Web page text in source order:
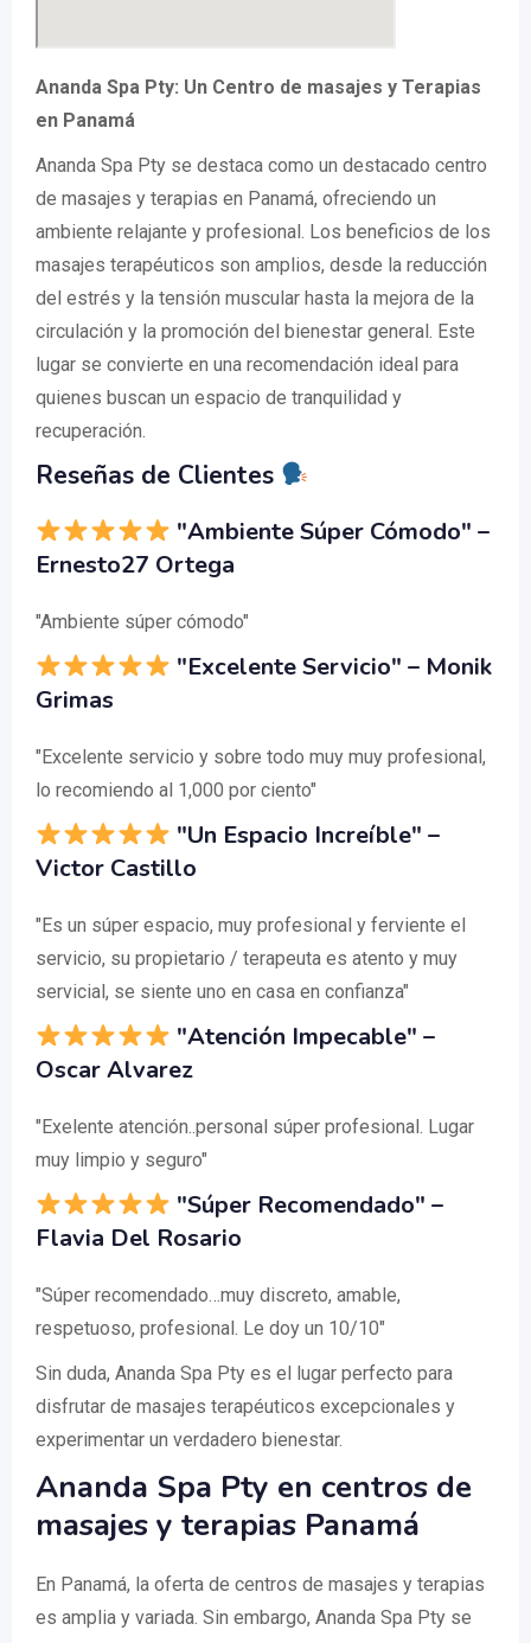
Ananda Spa Pty: Un Centro de masajes y Terapias
en Panamá
Ananda Spa Pty se destaca como un destacado centro
de masajes y terapias en Panamá, ofreciendo un
ambiente relajante y profesional. Los beneficios de los
masajes terapéuticos son amplios, desde la reducción
del estrés y la tensión muscular hasta la mejora de la
circulación y la promoción del bienestar general. Este
lugar se convierte en una recomendación ideal para
quienes buscan un espacio de tranquilidad y
recuperación.
Reseñas de Clientes
"Ambiente Súper Cómodo" –
Ernesto27 Ortega
"Ambiente súper cómodo"
"Excelente Servicio" – Monik
Grimas
"Excelente servicio y sobre todo muy muy profesional,
lo recomiendo al 1,000 por ciento"
"Un Espacio Increíble" –
Victor Castillo
"Es un súper espacio, muy profesional y ferviente el
servicio, su propietario / terapeuta es atento y muy
servicial, se siente uno en casa en confianza"
"Atención Impecable" –
Oscar Alvarez
"Exelente atención..personal súper profesional. Lugar
muy limpio y seguro"
"Súper Recomendado" –
Flavia Del Rosario
"Súper recomendado…muy discreto, amable,
respetuoso, profesional. Le doy un 10/10"
Sin duda, Ananda Spa Pty es el lugar perfecto para
disfrutar de masajes terapéuticos excepcionales y
experimentar un verdadero bienestar.
Ananda Spa Pty en centros de
masajes y terapias Panamá
En Panamá, la oferta de centros de masajes y terapias
es amplia y variada. Sin embargo, Ananda Spa Pty se